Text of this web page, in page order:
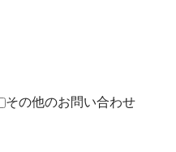
その他のお問い合わせ